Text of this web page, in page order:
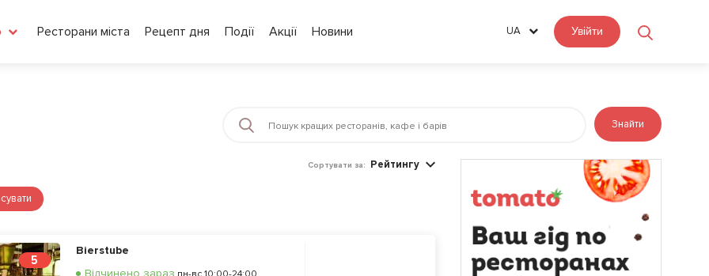
Ресторани міста Рецепт дня Події Акції Новини UA Увійти
Знайти
Сортувати за: Рейтингу
5
Bierstube
Відчинено зараз